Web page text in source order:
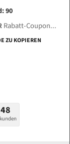
HSS
mm
90
Rabatt-Coupon...
ZU KOPIEREN
47